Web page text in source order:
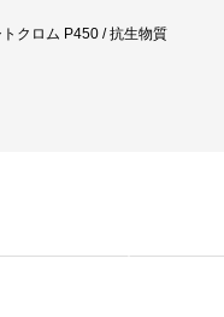
クロム P450 / 抗生物質